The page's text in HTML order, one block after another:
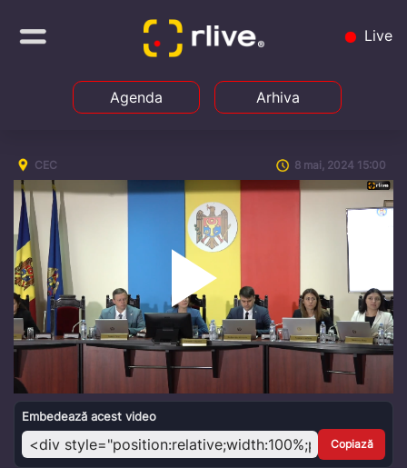
Live
Agenda Arhiva
CEC 8 mai, 2024 15:00
Play
Video
Embedează acest video
Copiază